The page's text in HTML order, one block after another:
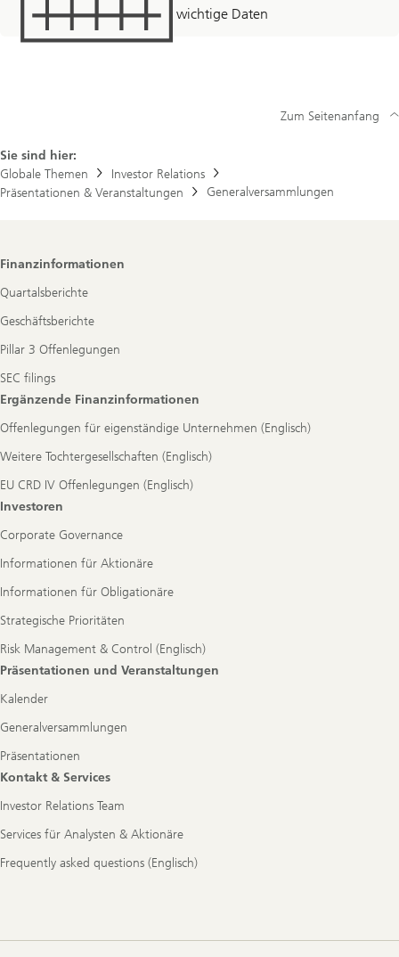
wichtige Daten
Sie sind hier:
Globale Themen
Investor Relations
Präsentationen & Veranstaltungen
Generalversammlungen
Zum Seitenanfang
Footer
Finanzinformationen
Quartalsberichte
Geschäftsberichte
Pillar 3 Offenlegungen
SEC filings
Ergänzende Finanzinformationen
Offenlegungen für eigenständige Unternehmen (Englisch)
Weitere Tochtergesellschaften (Englisch)
EU CRD IV Offenlegungen (Englisch)
Investoren
Corporate Governance
Informationen für Aktionäre
Informationen für Obligationäre
Strategische Prioritäten
Risk Management & Control (Englisch)
Präsentationen und Veranstaltungen
Kalender
Generalversammlungen
Präsentationen
Kontakt & Services
Investor Relations Team
Services für Analysten & Aktionäre
Frequently asked questions (Englisch)